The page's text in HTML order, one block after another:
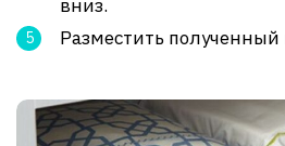
вниз.
Разместить полученный